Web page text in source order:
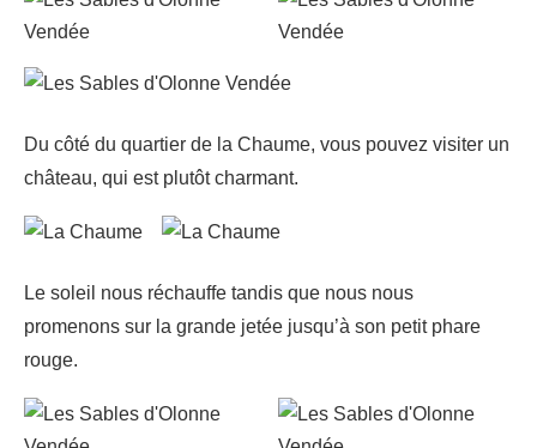
Du côté du quartier de la Chaume, vous pouvez visiter un
château, qui est plutôt charmant.
Le soleil nous réchauffe tandis que nous nous
promenons sur la grande jetée jusqu’à son petit phare
rouge.